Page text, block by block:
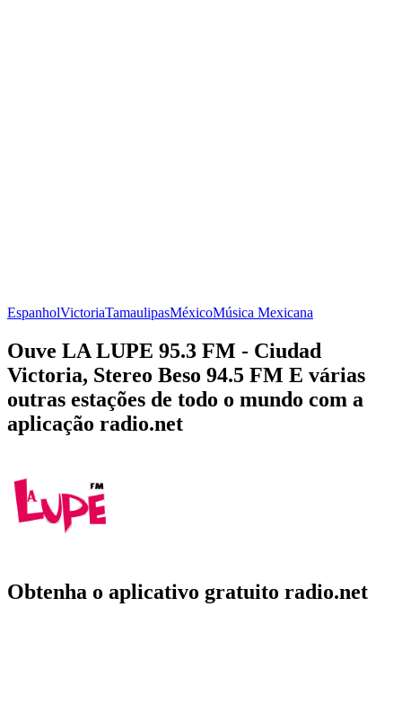
EspanholVictoriaTamaulipasMéxicoMúsica Mexicana
Ouve LA LUPE 95.3 FM - Ciudad
Victoria, Stereo Beso 94.5 FM E várias
outras estações de todo o mundo com a
aplicação radio.net
Obtenha o aplicativo gratuito radio.net